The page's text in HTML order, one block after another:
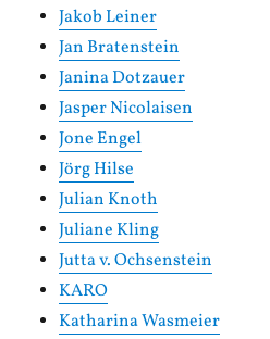
Jakob Leiner
Jan Bratenstein
Janina Dotzauer
Jasper Nicolaisen
Jone Engel
Jörg Hilse
Julian Knoth
Juliane Kling
Jutta v. Ochsenstein
KARO
Katharina Wasmeier